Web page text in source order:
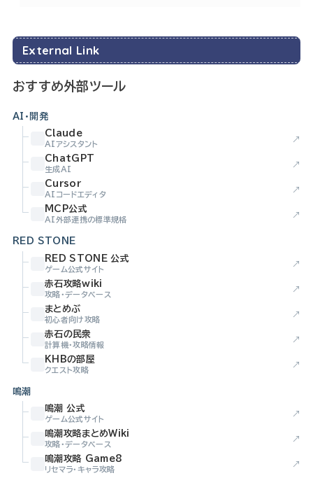
External Link
おすすめ外部ツール
AI・開発
Claude
AIアシスタント
↗
ChatGPT
生成AI
↗
Cursor
AIコードエディタ
↗
MCP公式
AI外部連携の標準規格
↗
RED STONE
RED STONE 公式
ゲーム公式サイト
↗
赤石攻略wiki
攻略・データベース
↗
まとめぶ
初心者向け攻略
↗
赤石の民衆
計算機・攻略情報
↗
KHBの部屋
クエスト攻略
↗
鳴潮
鳴潮 公式
ゲーム公式サイト
↗
鳴潮攻略まとめWiki
攻略・データベース
↗
鳴潮攻略 Game8
リセマラ・キャラ攻略
↗